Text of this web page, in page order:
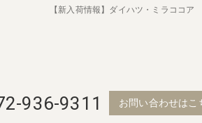
【新入荷情報】ダイハツ・ミラココア
936-9311 お問い合わせはこ